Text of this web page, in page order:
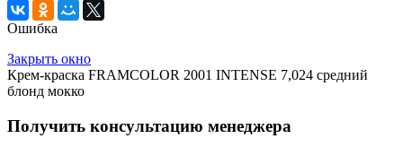
Ошибка
Закрыть окно
Крем-краска FRAMCOLOR 2001 INTENSE 7,024 средний
блонд мокко
Получить консультацию менеджера